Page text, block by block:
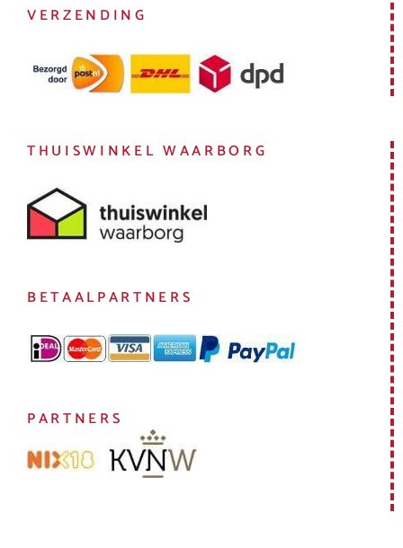
VERZENDING
THUISWINKEL WAARBORG
BETAALPARTNERS
PARTNERS